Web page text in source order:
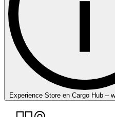
Experience Store en Cargo Hub –